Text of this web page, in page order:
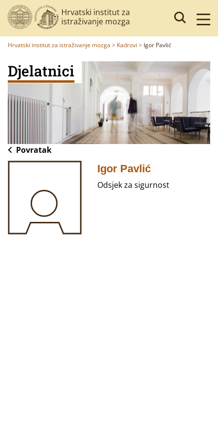
Hrvatski institut za
istraživanje mozga
Hrvatski institut za istraživanje mozga > Kadrovi > Igor Pavlić
Djelatnici
Povratak
Igor Pavlić
Odsjek za sigurnost